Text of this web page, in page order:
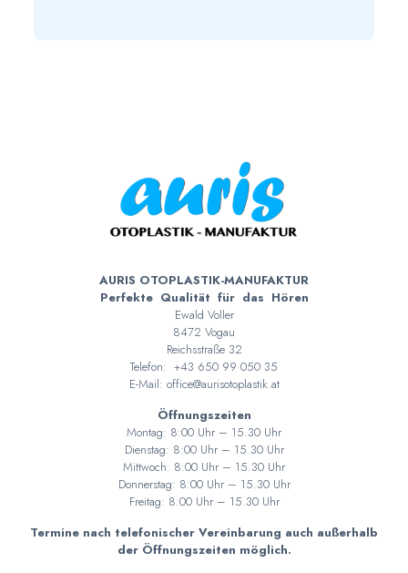
AURIS OTOPLASTIK-MANUFAKTUR
Perfekte Qualität für das Hören
Ewald Voller
8472 Vogau
Reichsstraße 32
Telefon: +43 650 99 050 35
E-Mail: office@aurisotoplastik.at
Öffnungszeiten
Montag: 8:00 Uhr – 15.30 Uhr
Dienstag: 8:00 Uhr – 15.30 Uhr
Mittwoch: 8:00 Uhr – 15.30 Uhr
Donnerstag: 8:00 Uhr – 15.30 Uhr
Freitag: 8:00 Uhr – 15.30 Uhr
Termine nach telefonischer Vereinbarung auch außerhalb
der Öffnungszeiten möglich.